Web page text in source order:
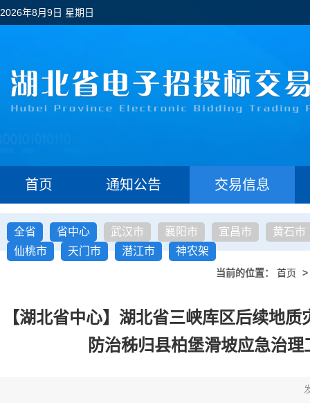
2026年8月9日 星期日
首页 通知公告 交易信息
全省 省中心 武汉市 襄阳市 宜昌市
黄石市
仙桃市
天门市 潜江市 神农架
当前的位置： 首页 >
【湖北省中心】湖北省三峡库区后续地
防治秭归县柏堡滑坡应急治理